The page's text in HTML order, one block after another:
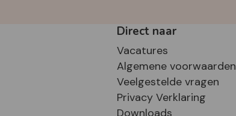
Direct naar
Vacatures
Algemene voorwaarden
Veelgestelde vragen
Privacy Verklaring
Downloads